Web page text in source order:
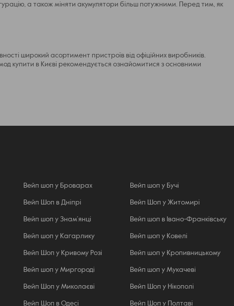
а також міняти акумулятори більш потужними. Перед тим, як
широкий асортимент пристроїв від офіційних виробників.
купити в Києві рекомендується ознайомитися з основними
Вейп шоп у Броварах Вейп шоп у Бучі
Вейп Шоп в Дніпрі Вейп Шоп у Житомирі
Вейп шоп у Знам’янці Вейп шоп в Івано-Франківську
Вейп шоп у Кагарлику Вейп шоп у Ковелі
Вейп Шоп у Кривому Розі Вейп шоп у Кропивницькому
Вейп шоп у Миргороді Вейп шоп у Мукачеві
Вейп Шоп у Миколаєві Вейп Шоп у Нікополі
Вейп Шоп в Одесі Вейп Шоп у Полтаві